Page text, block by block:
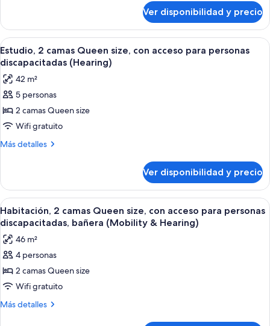
con
acceso
para
personas
discapacitadas
(Hearing)
2
camas
Queen
size,
acceso
para
personas
discapacitadas
(Hearing)
Ver disponibilidad y precio
Ver
todas
las
fotos
de
Estudio,
2
camas
con
acceso
para
personas
discapacitadas
(Hearing)
Habitación de hotel con dos camas,
4
Estudio, 2 camas Queen size, con acceso para personas
discapacitadas (Hearing)
42 m²
5 personas
2 camas Queen size
Wifi gratuito
Más detalles
Más
2
camas
Queen
size,
acceso
para
personas
discapacitadas
(Hearing)
Ver disponibilidad y precio
Ver
todas
las
fotos
de
Habitación,
2
camas
Una habitación de hotel moderna
7
Habitación, 2 camas Queen size, con acceso para personas
discapacitadas, bañera (Mobility & Hearing)
46 m²
4 personas
2 camas Queen size
Wifi gratuito
Más detalles
Más